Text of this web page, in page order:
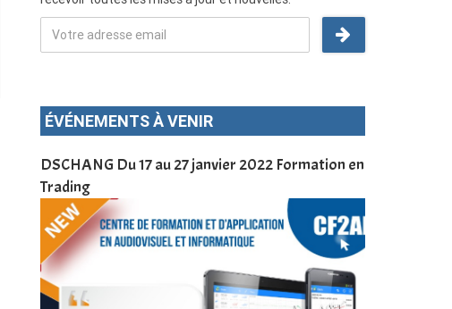
ÉVÉNEMENTS À VENIR
DSCHANG Du 17 au 27 janvier 2022 Formation en
Trading
Cameroun